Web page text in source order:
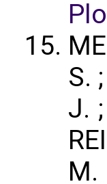
S.
J.
M.